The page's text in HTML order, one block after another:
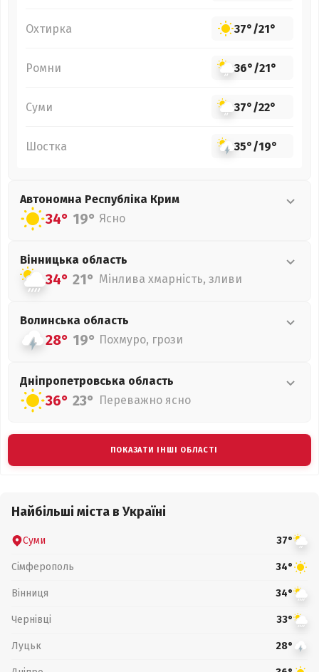
Охтирка 37°/21°
Ромни 36°/21°
Суми 37°/22°
Шостка 35°/19°
Автономна Республіка Крим
34° 19° Ясно
Вінницька область
34° 21° Мінлива хмарність, зливи
Волинська область
28° 19° Похмуро, грози
Дніпропетровська область
36° 23° Переважно ясно
ПОКАЗАТИ ІНШІ ОБЛАСТІ
Найбільші міста в Україні
Суми 37°
Сімферополь 34°
Вінниця 34°
Чернівці 33°
Луцьк 28°